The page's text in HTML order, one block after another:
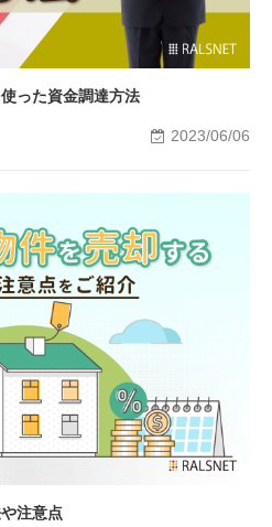
2023/06/06
った資金調達方法
注意点